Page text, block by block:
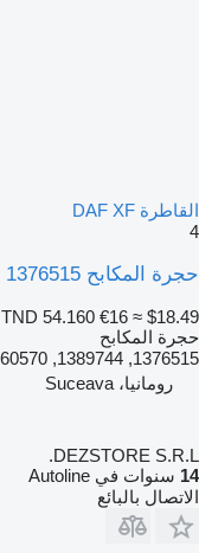
القاطرة DAF XF
4
حجرة المكابح 1376515 لـ السيارات القاطرة DAF XF
TND 54.160 €16 ≈ $18.49
حجرة المكابح
1376515, 1389744, 4235060570 1791412
رومانيا، Suceava
DEZSTORE S.R.L.
14 سنوات في Autoline
الاتصال بالبائع